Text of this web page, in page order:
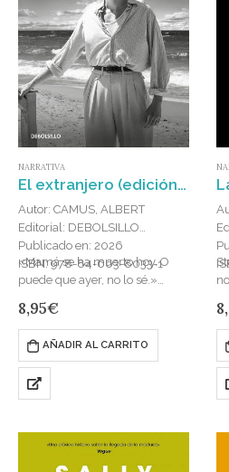
NARRATIVA
El extranjero (edición limitada · verano)
Autor: CAMUS, ALBERT
Editorial: DEBOLSILLO
Publicado en: 2026
ISBN: 978-84-663-8033-1
«Mamá se ha muerto hoy. O
puede que ayer, no lo sé.»
1942, El extranjero es la
primera novela de Albert…
8,95€
AÑADIR AL CARRITO